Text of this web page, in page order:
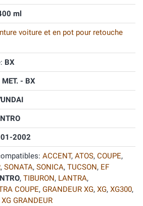
ml
voiture et en pot pour retouche
BX
MET. - BX
2002
ACCENT, ATOS, COUPE,
, SONATA, SONICA, TUCSON, EF
, TIBURON, LANTRA,
COUPE, GRANDEUR XG, XG, XG300,
XG GRANDEUR